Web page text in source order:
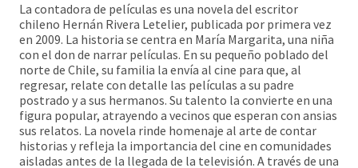
La contadora de películas es una novela del escritor
chileno Hernán Rivera Letelier, publicada por primera vez
en 2009. La historia se centra en María Margarita, una niña
con el don de narrar películas. En su pequeño poblado del
norte de Chile, su familia la envía al cine para que, al
regresar, relate con detalle las películas a su padre
postrado y a sus hermanos. Su talento la convierte en una
figura popular, atrayendo a vecinos que esperan con ansias
sus relatos. La novela rinde homenaje al arte de contar
historias y refleja la importancia del cine en comunidades
aisladas antes de la llegada de la televisión. A través de una